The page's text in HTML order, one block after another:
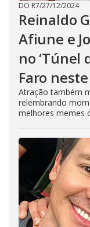
DO R7/27/12/2024
Reinaldo
Afiune e
no ‘Túnel
Faro
Atração também
relembrando
melhores memes